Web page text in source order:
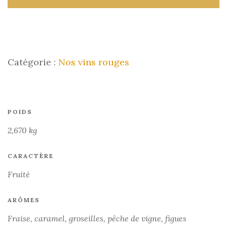
Catégorie : Nos vins rouges
POIDS
2,670 kg
CARACTÈRE
Fruité
ARÔMES
Fraise, caramel, groseilles, pêche de vigne, figues